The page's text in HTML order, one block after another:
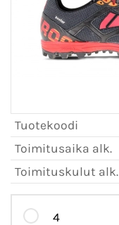
Tuotekoodi
Toimitusaika alk.
Toimituskulut alk.
4